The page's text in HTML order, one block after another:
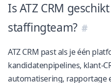
Is ATZ CRM
staffingteam?
ATZ CRM past als je één
kandidatenpipelines, klant-
automatisering, rapportage